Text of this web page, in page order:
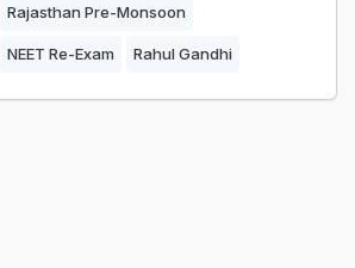
Rajasthan Pre-Monsoon
NEET Re-Exam Rahul Gandhi